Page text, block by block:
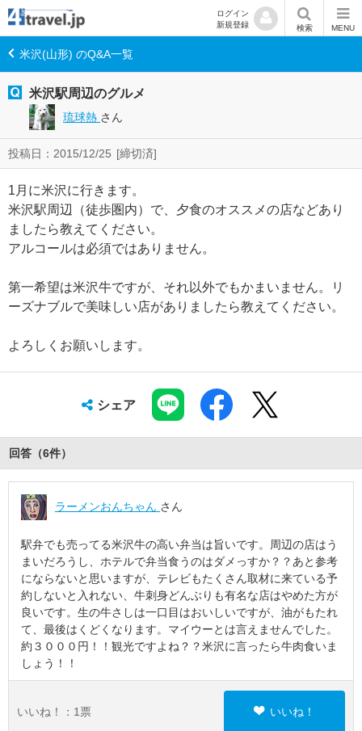
ログイン
新規登録
検索 MENU
米沢(山形) のQ&A一覧
米沢駅周辺のグルメ
琉球熱 さん
投稿日：2015/12/25 [締切済]
1月に米沢に行きます。
米沢駅周辺（徒歩圏内）で、夕食のオススメの店などあり
ましたら教えてください。
アルコールは必須ではありません。
第一希望は米沢牛ですが、それ以外でもかまいません。リ
ーズナブルで美味しい店がありましたら教えてください。
よろしくお願いします。
シェア
回答（6件）
ラーメンおんちゃん さん
駅弁でも売ってる米沢牛の高い弁当は旨いです。周辺の店はう
まいだろうし、ホテルで弁当食うのはダメっすか？？あと参考
にならないと思いますが、テレビもたくさん取材に来ている予
約しないと入れない、牛刺身どんぶりも有名な店はやめた方が
良いです。生の牛さしは一口目はおいしいですが、油がもたれ
て、最後はくどくなります。マイウーとは言えませんでした。
約３０００円！！観光ですよね？？米沢に言ったら牛肉食いま
しょう！！
いいね！： 1 票 いいね！